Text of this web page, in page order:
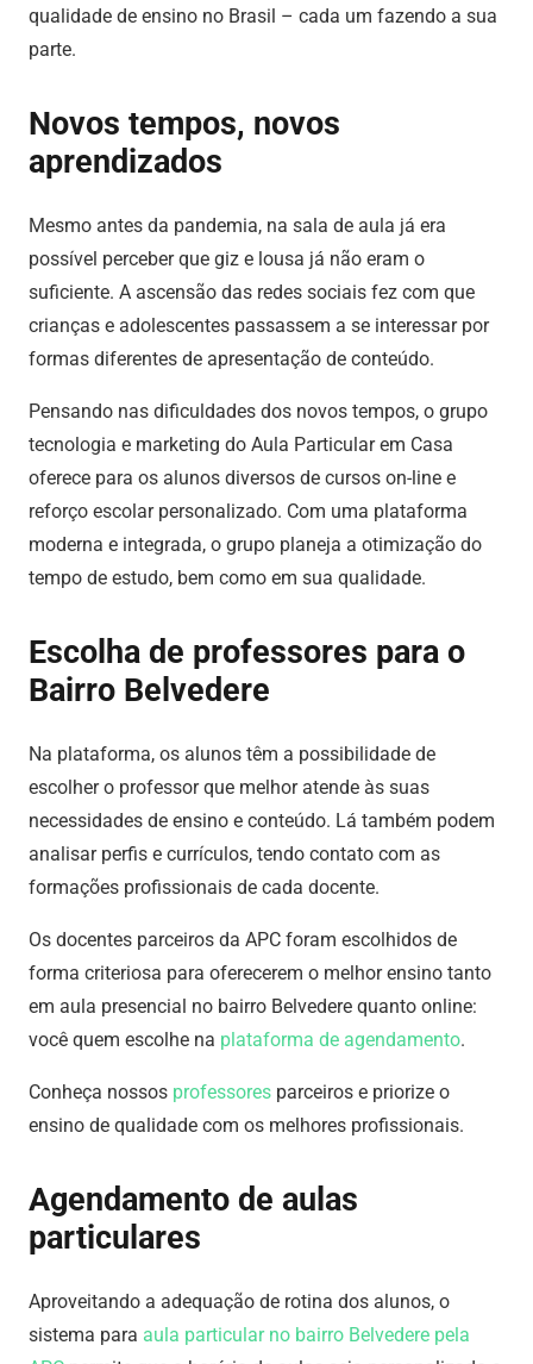
qualidade de ensino no Brasil – cada um fazendo a sua
parte.
Novos tempos, novos
aprendizados
Mesmo antes da pandemia, na sala de aula já era
possível perceber que giz e lousa já não eram o
suficiente. A ascensão das redes sociais fez com que
crianças e adolescentes passassem a se interessar por
formas diferentes de apresentação de conteúdo.
Pensando nas dificuldades dos novos tempos, o grupo
tecnologia e marketing do Aula Particular em Casa
oferece para os alunos diversos de cursos on-line e
reforço escolar personalizado. Com uma plataforma
moderna e integrada, o grupo planeja a otimização do
tempo de estudo, bem como em sua qualidade.
Escolha de professores para o
Bairro Belvedere
Na plataforma, os alunos têm a possibilidade de
escolher o professor que melhor atende às suas
necessidades de ensino e conteúdo. Lá também podem
analisar perfis e currículos, tendo contato com as
formações profissionais de cada docente.
Os docentes parceiros da APC foram escolhidos de
forma criteriosa para oferecerem o melhor ensino tanto
em aula presencial no bairro Belvedere quanto online:
você quem escolhe na plataforma de agendamento.
Conheça nossos professores parceiros e priorize o
ensino de qualidade com os melhores profissionais.
Agendamento de aulas
particulares
Aproveitando a adequação de rotina dos alunos, o
sistema para aula particular no bairro Belvedere pela